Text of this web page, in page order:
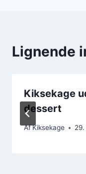
Lignende
Kiksekage
dessert
AfKiksekage